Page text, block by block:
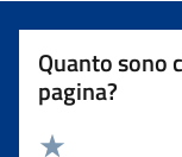
Quanto sono
pagina?